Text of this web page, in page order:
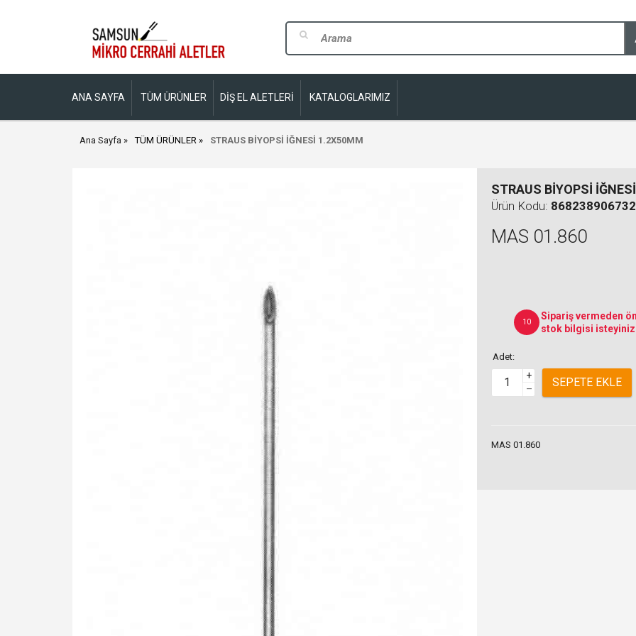
ANA SAYFA TÜM ÜRÜNLER DİŞ EL ALETLERİ KATALOGLARIMIZ
Ana Sayfa TÜM ÜRÜNLER STRAUS BİYOPSİ İĞNESİ 1.2X50MM
STRAUS BİYOPSİ
Ürün Kodu:
MAS 01.860
10
Sipariş vermeden
stok bilgisi
Adet:
+
–
SEPETE EKLE
MAS 01.860